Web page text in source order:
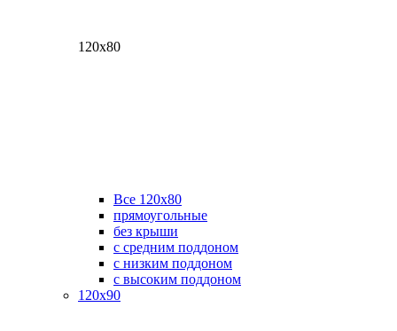
120х80
Все 120х80
прямоугольные
без крыши
с средним поддоном
с низким поддоном
с высоким поддоном
120х90